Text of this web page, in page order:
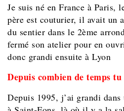
Je suis né en France à Paris,
père est couturier, il avait un
du sentier dans le 2ème
fermé son atelier pour en
donc grandi ensuite à Lyon
Depuis combien de temps
Depuis 1995, j’ai grandi